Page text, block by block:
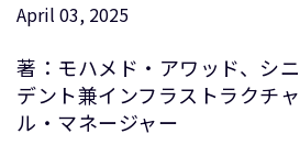
グローバル本社
110 Fulbourn Road
Cambridge, UK
CB1 9NJ
April 03, 2025
著：モハメド・アワッド、シ
デント兼インフラストラクチ
ル・マネージャー